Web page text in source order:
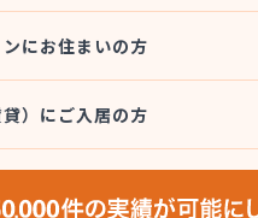
だや 味野店/
や玉野工場/
タガス住器/
ガス住器 倉敷営業所/
ト/
ハウス/
にお住まいの方
）にご入居の方